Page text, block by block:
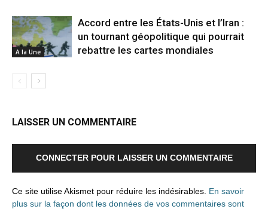
A la Une
Accord entre les États-Unis et l’Iran :
un tournant géopolitique qui pourrait
rebattre les cartes mondiales
LAISSER UN COMMENTAIRE
CONNECTER POUR LAISSER UN COMMENTAIRE
Ce site utilise Akismet pour réduire les indésirables. En savoir
plus sur la façon dont les données de vos commentaires sont